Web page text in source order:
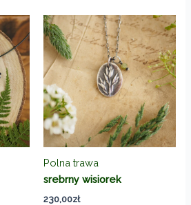
Polna trawa
srebrny wisiorek
230,00zł